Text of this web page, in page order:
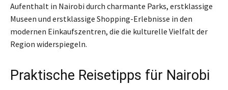
Aufenthalt in Nairobi durch charmante Parks, erstklassige
Museen und erstklassige Shopping-Erlebnisse in den
modernen Einkaufszentren, die die kulturelle Vielfalt der
Region widerspiegeln.
Praktische Reisetipps für Nairobi